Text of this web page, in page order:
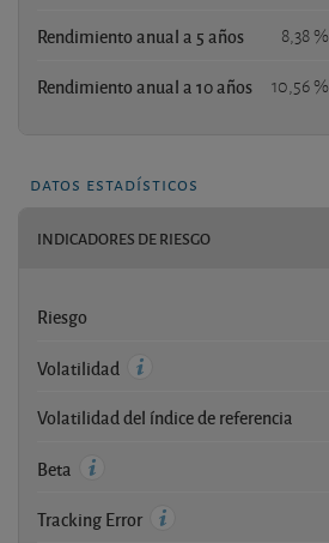
Rendimiento anual a 5 años 8,38 %
Rendimiento anual a 10 años 10,56 %
datos estadísticos
INDICADORES DE RIESGO
Riesgo
Volatilidad
Volatilidad del índice de referencia
Beta
Tracking Error